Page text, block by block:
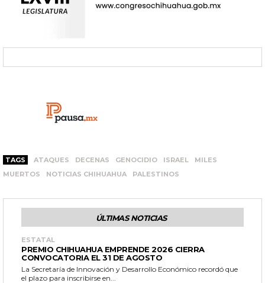
TAGS ATAQUES DECENAS GENOCIDIO ISRAEL
MILES
MUERTOS
NOTICIAS CHIHUAHUA PALESTINOS
ÚLTIMAS NOTICIAS
ESTATAL
PREMIO CHIHUAHUA EMPRENDE 2026 CIERRA
CONVOCATORIA EL 31 DE AGOSTO
La Secretaría de Innovación y Desarrollo Económico recordó que
el plazo para inscribirse en...